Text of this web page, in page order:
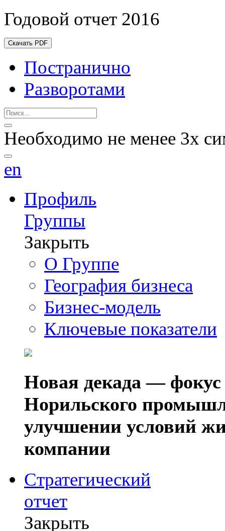
Годовой отчет 2016
Скачать PDF
Постранично
Разворотами
Необходимо не менее 3х
en
Профиль
Группы
Закрыть
О Группе
География бизнеса
Бизнес-модель
Ключевые показатели
Новая декада — фокус
Норильского
улучшении условий
компании
Стратегический
отчет
Закрыть